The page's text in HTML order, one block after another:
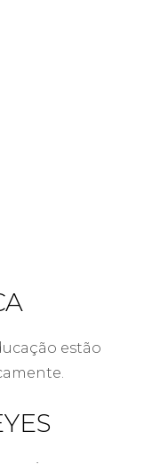
estão